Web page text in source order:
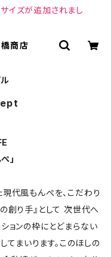
イズが追加されまし
橋商店
」
現代風もんぺを、こだわり
創り手』として 次世代へ
ションの枠にとどまらない
てまいります。このほしの